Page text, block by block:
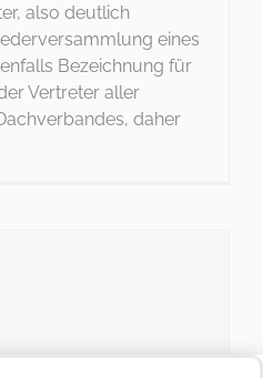
also deutlich
eines
Bezeichnung für
Vertreter aller
daher